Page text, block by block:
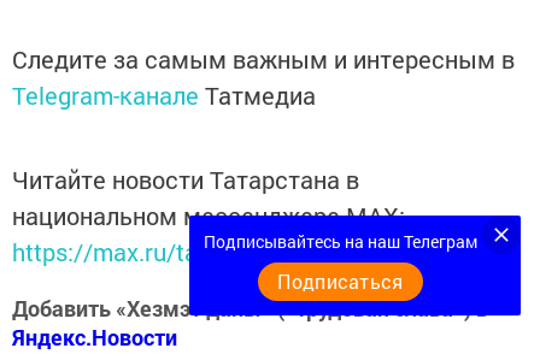
Следите за самым важным и интересным в
Telegram-канале Татмедиа
Читайте новости Татарстана в
национальном мессенджере MАХ:
https://max.ru/tatmedia
Добавить «Хезмэт даны» («Трудовая слава») в
Яндекс.Новости
Подписывайтесь на наш Телеграм
Подписаться